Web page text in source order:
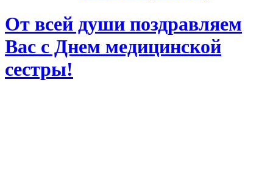
От всей души поздравляем
Вас с Днем медицинской
сестры!